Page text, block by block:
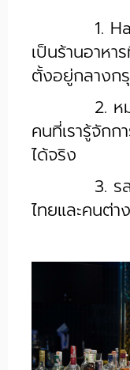
1.
เป็นร้านอาห
ตั้งอยู่กลางก
2. ห
คนที่เรารู้จัก
ได้จริง
3. ร
ไทยและคนต่า